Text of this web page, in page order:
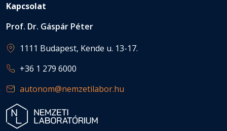
Kapcsolat
Prof. Dr. Gáspár Péter
1111 Budapest, Kende u. 13-17.
+36 1 279 6000
autonom@nemzetilabor.hu